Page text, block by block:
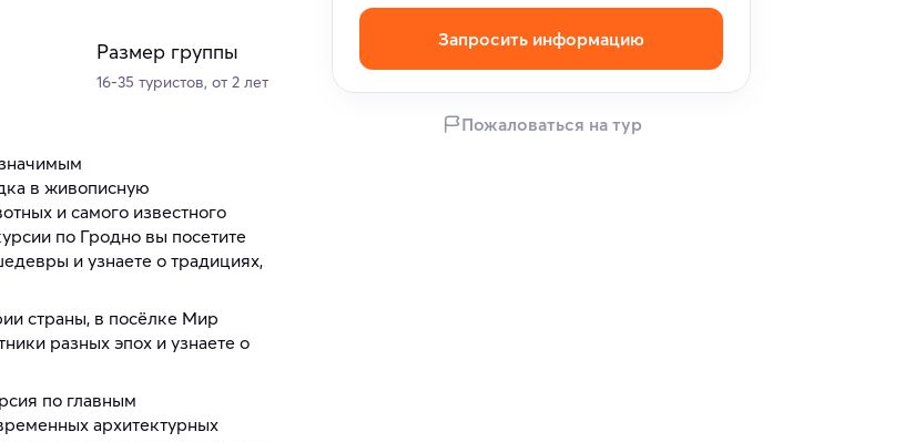
Размер группы
16-35 туристов, от 2 лет
в живописную
и самого известного
по Гродно вы посетите
и узнаете о традициях,
страны, в посёлке Мир
разных эпох и узнаете о
по главным
архитектурных
Запросить информацию
Пожаловаться на тур